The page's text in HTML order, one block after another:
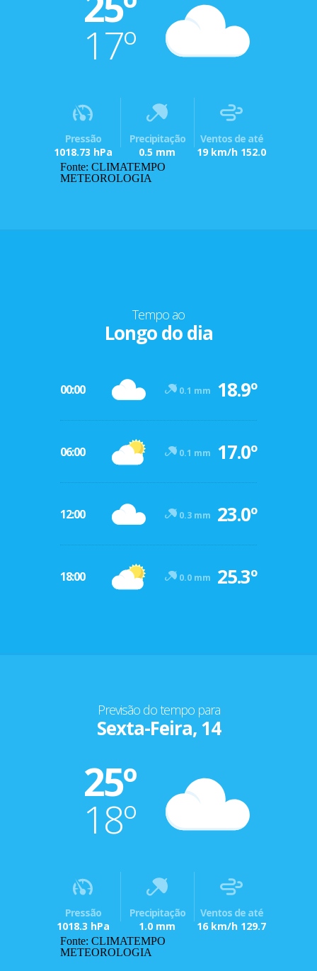
17º
Pressão
1018.73 hPa
Precipitação
0.5 mm
Ventos de até
19 km/h 152.0
Fonte: CLIMATEMPO
METEOROLOGIA
Tempo ao
Longo do dia
00:00 0.1 mm 18.9º
06:00 0.1 mm 17.0º
12:00 0.3 mm 23.0º
18:00 0.0 mm 25.3º
Previsão do tempo para
Sexta-Feira, 14
25º
18º
Pressão
1018.3 hPa
Precipitação
1.0 mm
Ventos de até
16 km/h 129.7
Fonte: CLIMATEMPO
METEOROLOGIA